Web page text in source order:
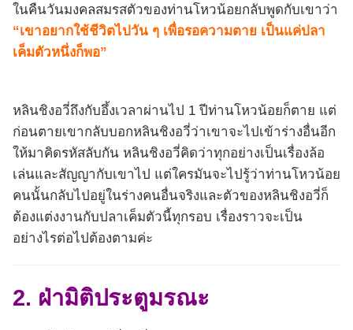
ในคืนวันมงคลสมรสตัวของท่านโหวน้อยกลับพูดกับเขาว่า
“เขาอยากใช้ชีวิตไปวัน ๆ เพื่อรอความตาย เป็นแค่ปลา
เค็มตัวหนึ่งก็พอ”
หลินชิงอวี่ถึงกับอึ้งเวลาผ่านไป 1 ปีท่านโหวน้อยก็ตาย แต่
ก่อนตายเขากลับบอกหลินชิงอวี่ว่าเขาจะไปเข้าร่างอื่นอีก
ให้มาคิดรหัสลับกัน หลินชิงอวี่คิดว่าทุกอย่างเป็นเรื่องล้อ
เล่นและสัญญากับเขาไป แต่ใครมันจะไปรู้ว่าท่านโหวน้อย
คนนั้นกลับไปอยู่ในร่างคนอื่นจริงและตัวของหลินชิงอวี่ก็
ต้องแต่งงานกับปลาเค็มตัวนี้ทุกรอบ เรื่องราวจะเป็น
อย่างไรต่อไปต้องตามค่ะ
2. ฝ่ามิติประตูมรณะ